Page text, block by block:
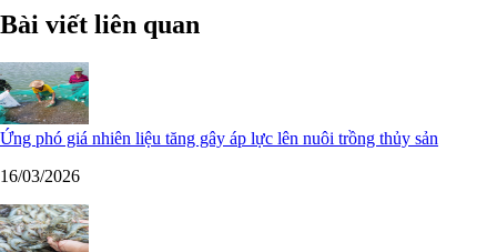
Bài viết liên quan
Ứng phó giá nhiên liệu tăng gây áp lực lên nuôi trồng thủy sản
16/03/2026